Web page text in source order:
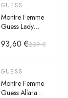
-55 %
GUESS
Montre Femme
Guess Lady
W1156L3
strass
93,60 €209 €
-55 %
GUESS
Montre Femme
Guess Allara